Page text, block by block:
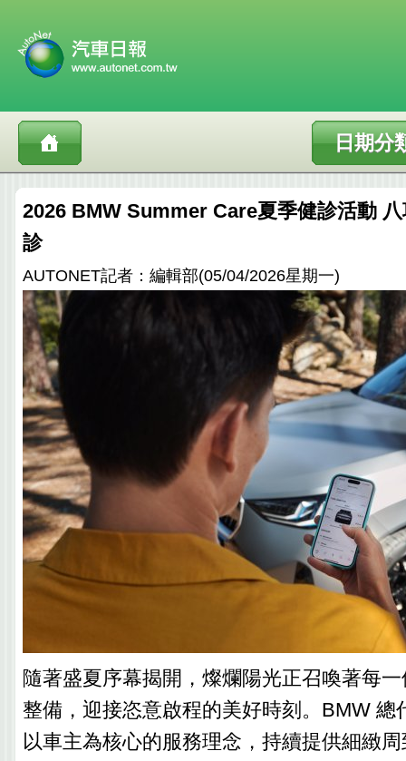
日期分
2026 BMW Summer Care夏季健診活動
診
AUTONET記者：編輯部(05/04/2026星期一)
隨著盛夏序幕揭開，燦爛陽光正召喚著每
整備，迎接恣意啟程的美好時刻。BMW 總
以車主為核心的服務理念，持續提供細緻